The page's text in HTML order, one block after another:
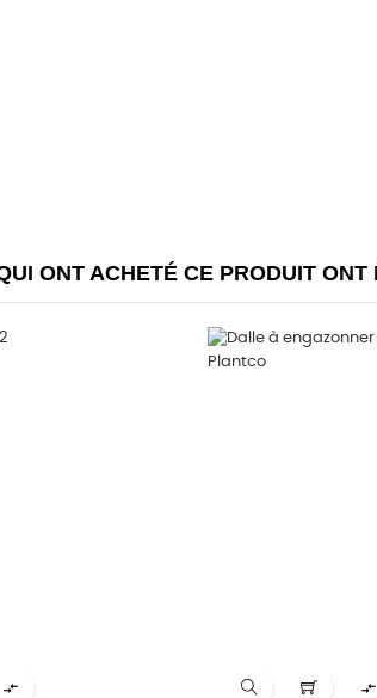
ONT ACHETÉ CE PRODUIT
 